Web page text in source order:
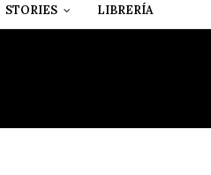
STORIES LIBRERÍA